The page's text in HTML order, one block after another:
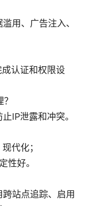
用、广告注入、
认证和权限设
IP泄露和冲突。
代化；
性好。
站点追踪、启用